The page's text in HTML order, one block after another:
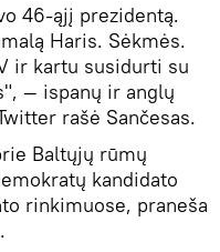
46-ąjį prezidentą.
Haris. Sėkmės.
ir kartu susidurti su
— ispanų ir anglų
rašė Sančesas.
Baltųjų rūmų
kandidato
rinkimuose, praneša